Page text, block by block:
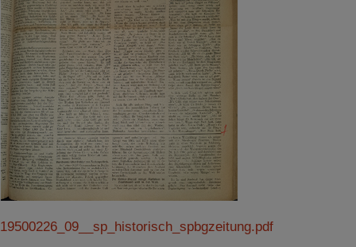
19500226_09__sp_historisch_spbgzeitung.pdf